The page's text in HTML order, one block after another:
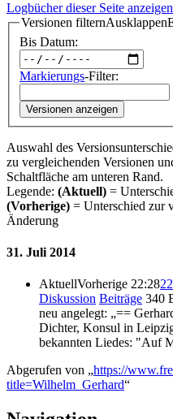
Logbücher dieser Seite anzeigen
Versionen filternAusklappen
Bis Datum:
Markierungs-Filter:
Versionen anzeigen
Auswahl des
zu vergleichenden Versionen
Schaltfläche am unteren Rand.
Legende: (Aktuell) =
(Vorherige) = Unterschied zur
Änderung
31. Juli 2014
AktuellVorherige 22:28
Diskussion Beiträge 340
neu angelegt: „==
Dichter, Konsul in
bekannten Liedes: "Auf
Abgerufen von „https://
title=Wilhelm_Gerhard“